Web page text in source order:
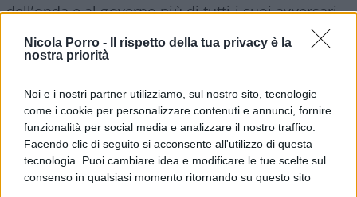
Nicola Porro -
Il rispetto della tua privacy è la
nostra priorità
Noi e i nostri partner utilizziamo, sul nostro sito, tecnologie
come i cookie per personalizzare contenuti e annunci, fornire
funzionalità per social media e analizzare il nostro traffico.
Facendo clic di seguito si acconsente all'utilizzo di questa
tecnologia. Puoi cambiare idea e modificare le tue scelte sul
consenso in qualsiasi momento ritornando su questo sito
dell’onda e al governo più di tutti i suoi avversari.
Al contrario, l’ossessione di certa stampa
corna nelle foto ufficiali, per quel suo essere
“fuori dagli schemi”, ha contribuito a polarizzarne
il giudizio della pubblica opinione. Alcuni hanno
iniziato ad odiarlo, soprattutto in certi ambienti
intelletuali, scolastici ed universitari (vedi il